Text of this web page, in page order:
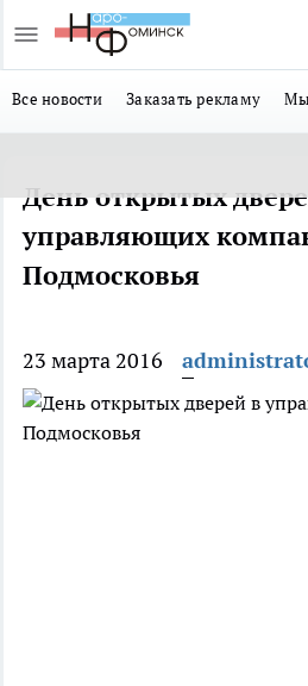
Все новости Заказать рекламу Мы
День открытых
управляющих
Подмосковья
23 марта 2016